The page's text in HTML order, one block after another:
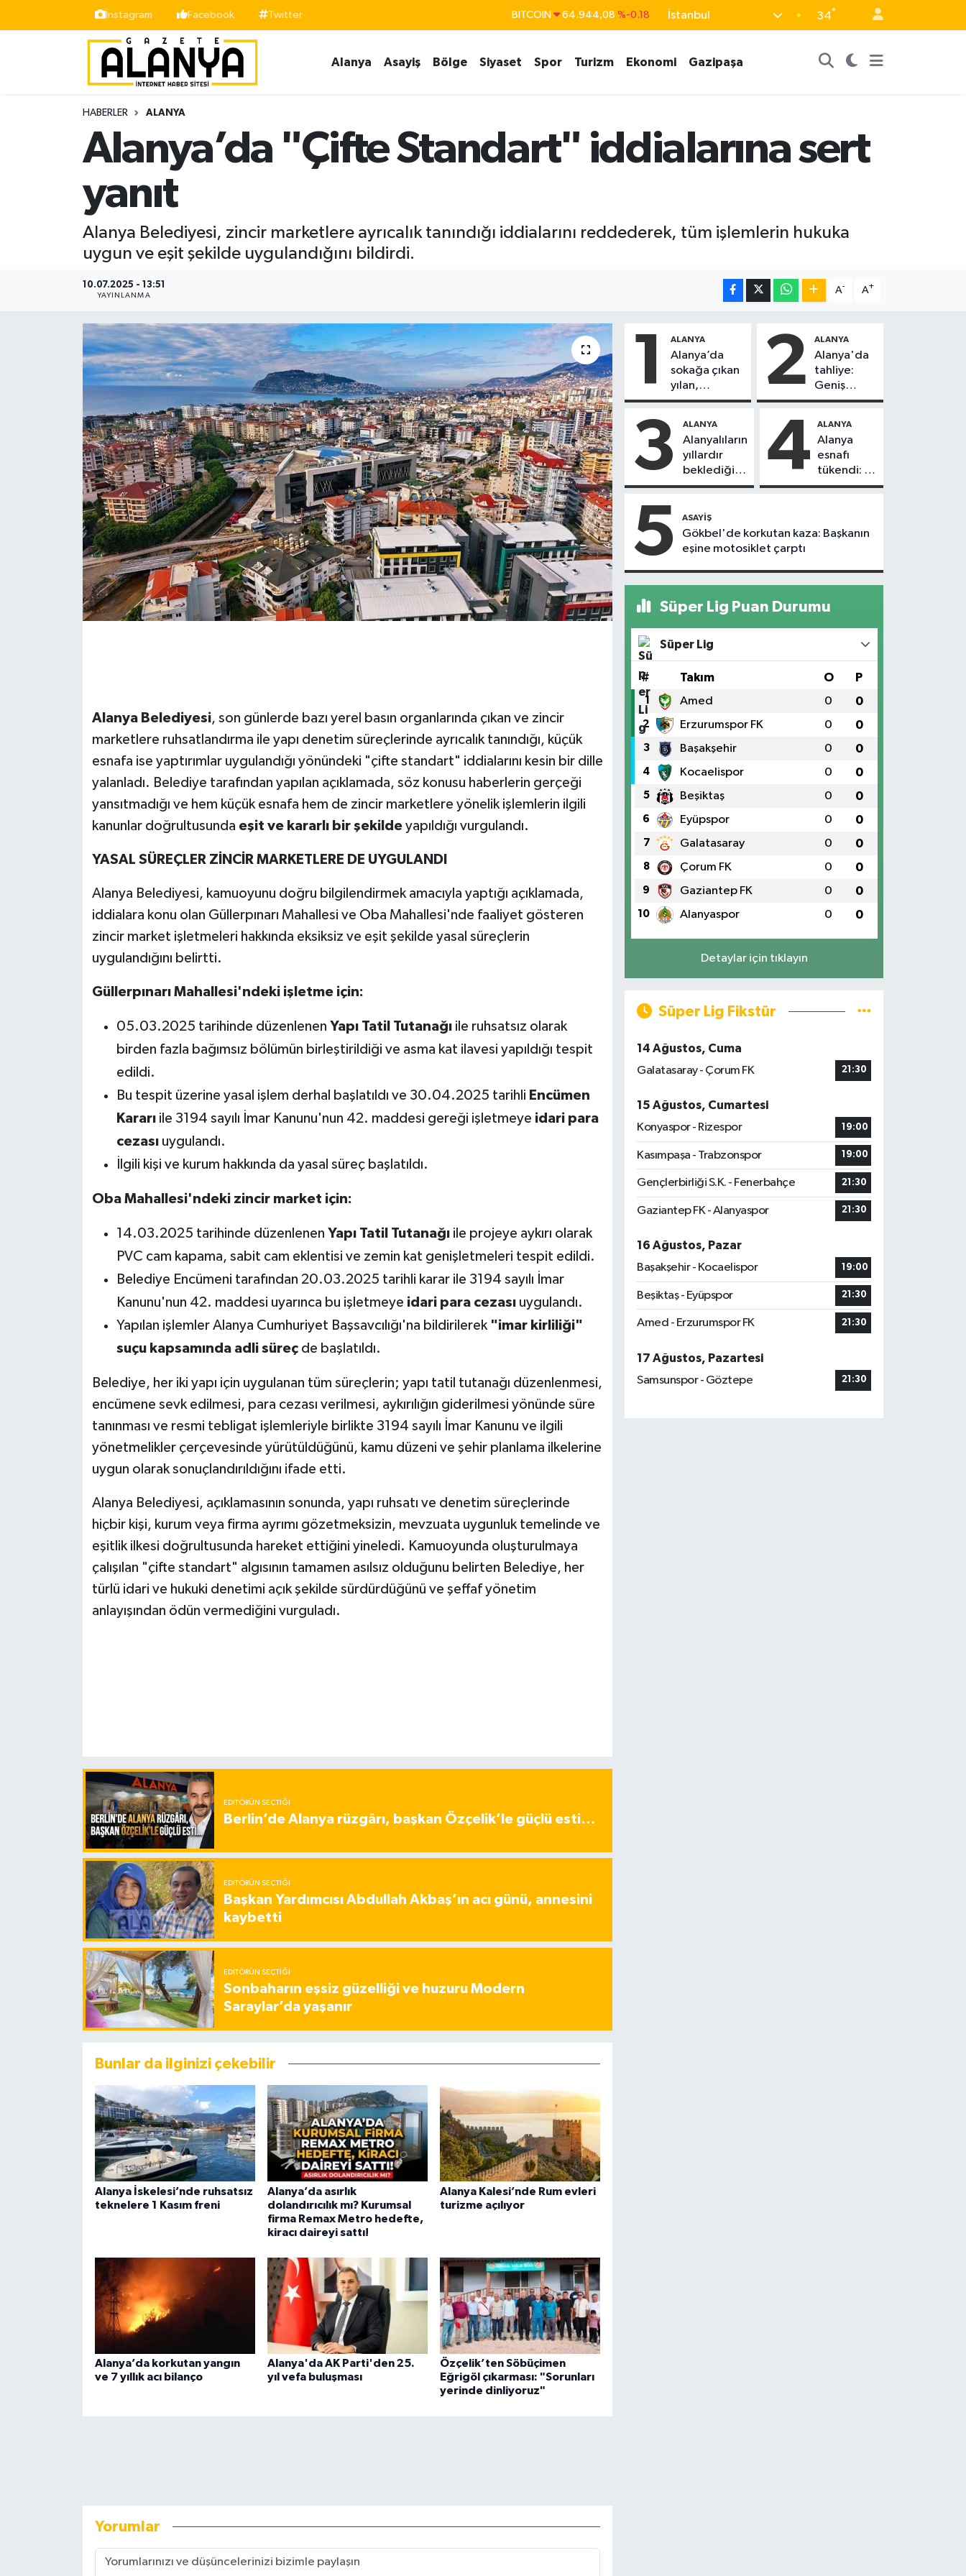
İnstagram Facebook Twitter DOLAR 47,7436 %0.18
STERLİN 64,4811 %0.38
BITCOIN 64.944,08 %-0.18
İstanbul 34°
Alanya Asayiş Bölge Siyaset Spor Turizm Ekonomi Gazipaşa
HABERLER ALANYA
Alanya’da "Çifte Standart" iddialarına sert
yanıt
Alanya Belediyesi, zincir marketlere ayrıcalık tanındığı iddialarını reddederek, tüm işlemlerin hukuka
uygun ve eşit şekilde uygulandığını bildirdi.
10.07.2025 - 13:51
YAYINLANMA
A- A+
Alanya Belediyesi, son günlerde bazı yerel basın organlarında çıkan ve zincir
marketlere ruhsatlandırma ile yapı denetim süreçlerinde ayrıcalık tanındığı, küçük
esnafa ise yaptırımlar uygulandığı yönündeki "çifte standart" iddialarını kesin bir dille
yalanladı. Belediye tarafından yapılan açıklamada, söz konusu haberlerin gerçeği
yansıtmadığı ve hem küçük esnafa hem de zincir marketlere yönelik işlemlerin ilgili
kanunlar doğrultusunda eşit ve kararlı bir şekildeyapıldığı vurgulandı.
YASAL SÜREÇLER ZİNCİR MARKETLERE DE UYGULANDI
Alanya Belediyesi, kamuoyunu doğru bilgilendirmek amacıyla yaptığı açıklamada,
iddialara konu olan Güllerpınarı Mahallesi ve Oba Mahallesi'nde faaliyet gösteren
zincir market işletmeleri hakkında eksiksiz ve eşit şekilde yasal süreçlerin
uygulandığını belirtti.
Güllerpınarı Mahallesi'ndeki işletme için:
05.03.2025 tarihinde düzenlenen Yapı Tatil Tutanağıile ruhsatsız olarak
birden fazla bağımsız bölümün birleştirildiği ve asma kat ilavesi yapıldığı tespit
edildi.
Bu tespit üzerine yasal işlem derhal başlatıldı ve 30.04.2025 tarihli Encümen
Kararıile 3194 sayılı İmar Kanunu'nun 42. maddesi gereği işletmeye idari para
cezasıuygulandı.
İlgili kişi ve kurum hakkında da yasal süreç başlatıldı.
Oba Mahallesi'ndeki zincir market için:
14.03.2025 tarihinde düzenlenen Yapı Tatil Tutanağıile projeye aykırı olarak
PVC cam kapama, sabit cam eklentisi ve zemin kat genişletmeleri tespit edildi.
Belediye Encümeni tarafından 20.03.2025 tarihli karar ile 3194 sayılı İmar
Kanunu'nun 42. maddesi uyarınca bu işletmeye idari para cezasıuygulandı.
Yapılan işlemler Alanya Cumhuriyet Başsavcılığı'na bildirilerek "imar kirliliği"
suçu kapsamında adli süreçde başlatıldı.
Belediye, her iki yapı için uygulanan tüm süreçlerin; yapı tatil tutanağı düzenlenmesi,
encümene sevk edilmesi, para cezası verilmesi, aykırılığın giderilmesi yönünde süre
tanınması ve resmi tebligat işlemleriyle birlikte 3194 sayılı İmar Kanunu ve ilgili
yönetmelikler çerçevesinde yürütüldüğünü, kamu düzeni ve şehir planlama ilkelerine
uygun olarak sonuçlandırıldığını ifade etti.
Alanya Belediyesi, açıklamasının sonunda, yapı ruhsatı ve denetim süreçlerinde
hiçbir kişi, kurum veya firma ayrımı gözetmeksizin, mevzuata uygunluk temelinde ve
eşitlik ilkesi doğrultusunda hareket ettiğini yineledi. Kamuoyunda oluşturulmaya
çalışılan "çifte standart" algısının tamamen asılsız olduğunu belirten Belediye, her
türlü idari ve hukuki denetimi açık şekilde sürdürdüğünü ve şeffaf yönetim
anlayışından ödün vermediğini vurguladı.
EDITÖRÜN SEÇTIĞI
Berlin’de Alanya rüzgârı, başkan Özçelik’le güçlü esti…
EDITÖRÜN SEÇTIĞI
Başkan Yardımcısı Abdullah Akbaş’ın acı günü, annesini
kaybetti
EDITÖRÜN SEÇTIĞI
Sonbaharın eşsiz güzelliği ve huzuru Modern
Saraylar’da yaşanır
Bunlar da ilginizi çekebilir
Alanya İskelesi’nde ruhsatsız
teknelere 1 Kasım freni
Alanya’da asırlık
dolandırıcılık mı? Kurumsal
firma Remax Metro hedefte,
kiracı daireyi sattı!
Alanya Kalesi’nde Rum evleri
turizme açılıyor
Alanya’da korkutan yangın
ve 7 yıllık acı bilanço
Alanya'da AK Parti'den 25.
yıl vefa buluşması
Özçelik’ten Söbüçimen
Eğrigöl çıkarması: "Sorunları
yerinde dinliyoruz"
Yorumlar
1 ALANYA
Alanya’da
sokağa çıkan
yılan,
vatandaşı
2 ALANYA
Alanya'da
tahliye:
Geniş
güvenlik
alındı
3 ALANYA
Alanyalıların
yıllardır
beklediği
yol askıdan
4 ALANYA
Alanya
esnafı
tükendi: 1
ayda 150
5 ASAYIŞ
Gökbel'de korkutan kaza: Başkanın
eşine motosiklet çarptı
Süper Lig Puan Durumu
Süper Lig
# Takım O P
1 Amed 0 0
2 Erzurumspor FK 0 0
3 Başakşehir 0 0
4 Kocaelispor 0 0
5 Beşiktaş 0 0
6 Eyüpspor 0 0
7 Galatasaray 0 0
8 Çorum FK 0 0
9 Gaziantep FK 0 0
10 Alanyaspor 0 0
Detaylar için tıklayın
Süper Lig Fikstür
14 Ağustos, Cuma
Galatasaray - Çorum FK
21:30
15 Ağustos, Cumartesi
Konyaspor - Rizespor
19:00
Kasımpaşa - Trabzonspor 19:00
Gençlerbirliği S.K. - Fenerbahçe 21:30
Gaziantep FK - Alanyaspor 21:30
16 Ağustos, Pazar
Başakşehir - Kocaelispor
19:00
Beşiktaş - Eyüpspor 21:30
Amed - Erzurumspor FK 21:30
17 Ağustos, Pazartesi
Samsunspor - Göztepe
21:30
Siyaset
İstanbul Nöbetçi Eczaneler
İstanbul Hava Durumu
Süper Lig Puan Durumu ve Fikstür
Tüm Manşetler
Son Dakika Haberleri